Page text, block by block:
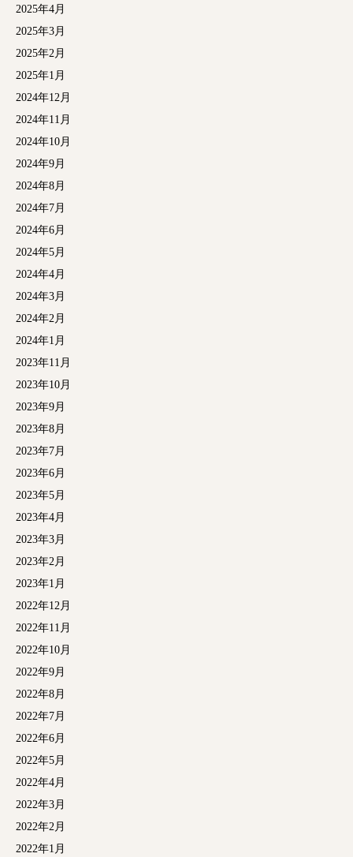
2025年4月
2025年3月
2025年2月
2025年1月
2024年12月
2024年11月
2024年10月
2024年9月
2024年8月
2024年7月
2024年6月
2024年5月
2024年4月
2024年3月
2024年2月
2024年1月
2023年11月
2023年10月
2023年9月
2023年8月
2023年7月
2023年6月
2023年5月
2023年4月
2023年3月
2023年2月
2023年1月
2022年12月
2022年11月
2022年10月
2022年9月
2022年8月
2022年7月
2022年6月
2022年5月
2022年4月
2022年3月
2022年2月
2022年1月